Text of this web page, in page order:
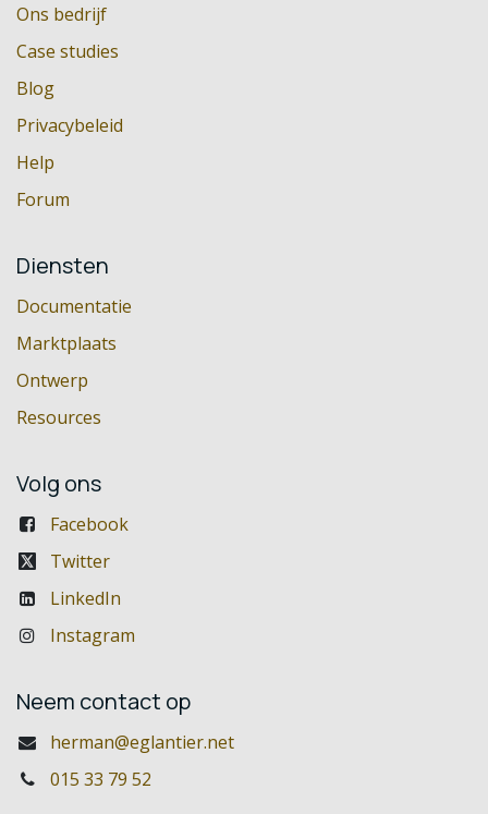
Ons bedrijf
Case studies
Blog
Privacybeleid
Help
Forum
Diensten
Documentatie
Marktplaats
Ontwerp
Resources
Volg ons
Facebook
Twitter
LinkedIn
Instagram
Neem contact op
herman@eglantier.net
015 33 79 52